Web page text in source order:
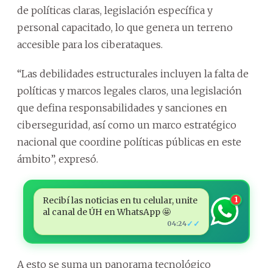
de políticas claras, legislación específica y
personal capacitado, lo que genera un terreno
accesible para los ciberataques.
“Las debilidades estructurales incluyen la falta de
políticas y marcos legales claros, una legislación
que defina responsabilidades y sanciones en
ciberseguridad, así como un marco estratégico
nacional que coordine políticas públicas en este
ámbito”, expresó.
Recibí las noticias en tu celular, unite
al canal de ÚH en WhatsApp 🤩
04:24✓✓
1
A esto se suma un panorama tecnológico